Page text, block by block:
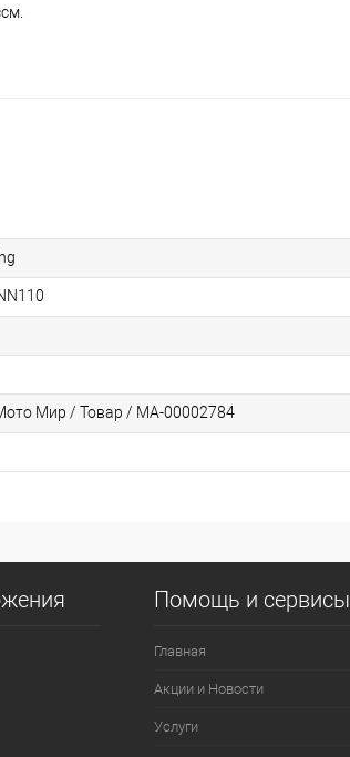
Мир / Товар / МА-00002784
Помощь и сервисы
Главная
Акции и Новости
Услуги